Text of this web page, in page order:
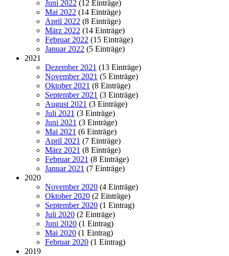
Juni 2022 (12 Einträge)
Mai 2022 (14 Einträge)
April 2022 (8 Einträge)
März 2022 (14 Einträge)
Februar 2022 (15 Einträge)
Januar 2022 (5 Einträge)
2021
Dezember 2021 (13 Einträge)
November 2021 (5 Einträge)
Oktober 2021 (8 Einträge)
September 2021 (3 Einträge)
August 2021 (3 Einträge)
Juli 2021 (3 Einträge)
Juni 2021 (3 Einträge)
Mai 2021 (6 Einträge)
April 2021 (7 Einträge)
März 2021 (8 Einträge)
Februar 2021 (8 Einträge)
Januar 2021 (7 Einträge)
2020
November 2020 (4 Einträge)
Oktober 2020 (2 Einträge)
September 2020 (1 Eintrag)
Juli 2020 (2 Einträge)
Juni 2020 (1 Eintrag)
Mai 2020 (1 Eintrag)
Februar 2020 (1 Eintrag)
2019